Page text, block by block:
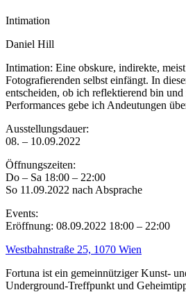
Intimation
Daniel Hill
Intimation: Eine obskure, indirekte,
Fotografierenden selbst einfängt. In
entscheiden, ob ich reflektierend bin
Performances gebe ich Andeutungen
Ausstellungsdauer:
08. – 10.09.2022
Öffnungszeiten:
Do – Sa 18:00 – 22:00
So 11.09.2022 nach Absprache
Events:
Eröffnung: 08.09.2022 18:00 – 22:00
Westbahnstraße 25, 1070 Wien
Fortuna ist ein gemeinnütziger Kunst-
Underground-Treffpunkt und